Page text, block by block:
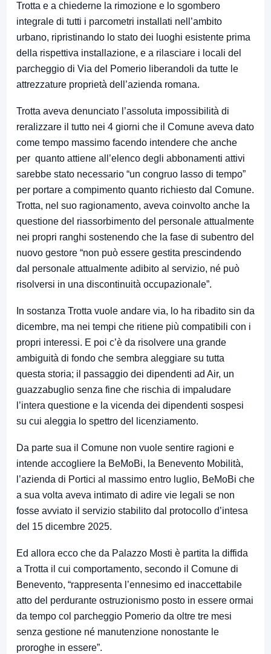
Trotta e a chiederne la rimozione e lo sgombero
integrale di tutti i parcometri installati nell’ambito
urbano, ripristinando lo stato dei luoghi esistente prima
della rispettiva installazione, e a rilasciare i locali del
parcheggio di Via del Pomerio liberandoli da tutte le
attrezzature proprietà dell’azienda romana.
Trotta aveva denunciato l’assoluta impossibilità di
reralizzare il tutto nei 4 giorni che il Comune aveva dato
come tempo massimo facendo intendere che anche
per quanto attiene all’elenco degli abbonamenti attivi
sarebbe stato necessario “un congruo lasso di tempo”
per portare a compimento quanto richiesto dal Comune.
Trotta, nel suo ragionamento, aveva coinvolto anche la
questione del riassorbimento del personale attualmente
nei propri ranghi sostenendo che la fase di subentro del
nuovo gestore “non può essere gestita prescindendo
dal personale attualmente adibito al servizio, né può
risolversi in una discontinuità occupazionale”.
In sostanza Trotta vuole andare via, lo ha ribadito sin da
dicembre, ma nei tempi che ritiene più compatibili con i
propri interessi. E poi c’è da risolvere una grande
ambiguità di fondo che sembra aleggiare su tutta
questa storia; il passaggio dei dipendenti ad Air, un
guazzabuglio senza fine che rischia di impaludare
l’intera questione e la vicenda dei dipendenti sospesi
su cui aleggia lo spettro del licenziamento.
Da parte sua il Comune non vuole sentire ragioni e
intende accogliere la BeMoBi, la Benevento Mobilità,
l’azienda di Portici al massimo entro luglio, BeMoBi che
a sua volta aveva intimato di adire vie legali se non
fosse avviato il servizio stabilito dal protocollo d’intesa
del 15 dicembre 2025.
Ed allora ecco che da Palazzo Mosti è partita la diffida
a Trotta il cui comportamento, secondo il Comune di
Benevento, “rappresenta l’ennesimo ed inaccettabile
atto del perdurante ostruzionismo posto in essere ormai
da tempo col parcheggio Pomerio da oltre tre mesi
senza gestione né manutenzione nonostante le
proroghe in essere”.